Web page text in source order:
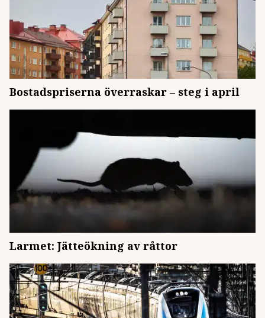
Bostadspriserna överraskar – steg i april
Larmet: Jätteökning av råttor